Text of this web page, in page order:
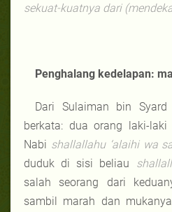
sekuat-kuatnya dari
Penghalang kedelapan:
Dari Sulaiman bin Syard
berkata: dua orang laki-
Nabi shallallahu ‘alaihi wa
duduk di sisi beliau
salah seorang dari
sambil marah dan